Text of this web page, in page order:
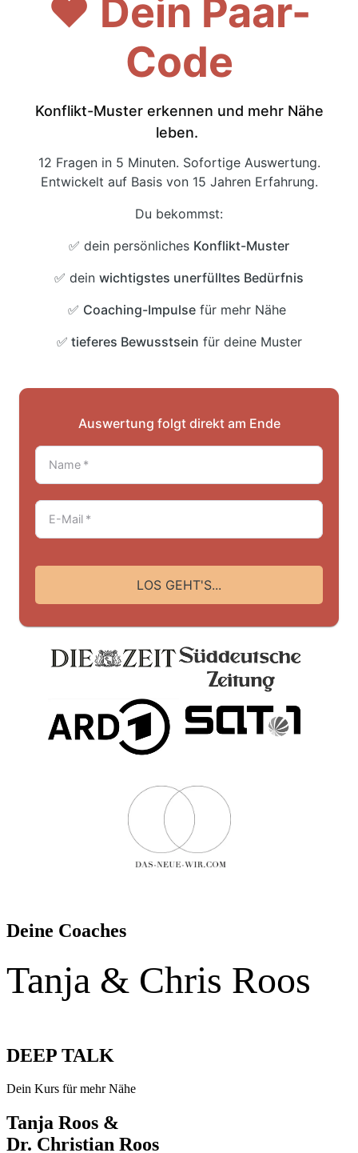
Deine Coaches
Tanja & Chris Roos
DEEP TALK
Dein Kurs für mehr Nähe
Tanja Roos &
Dr. Christian Roos